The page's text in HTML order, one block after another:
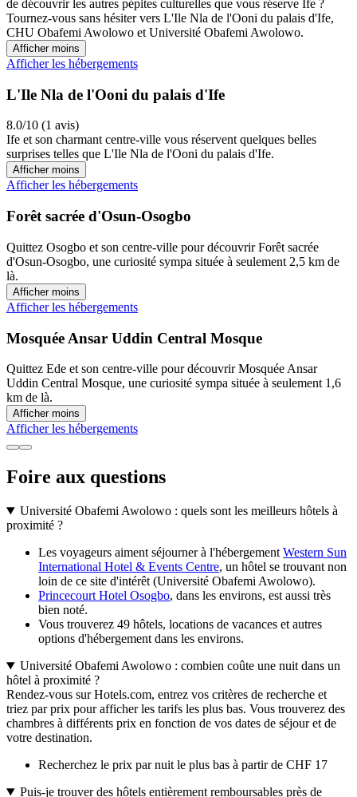
de découvrir les autres pépites culturelles que vous réserve Ife ?
Tournez-vous sans hésiter vers L'Ile Nla de l'Ooni du palais d'Ife,
CHU Obafemi Awolowo et Université Obafemi Awolowo.
Afficher moins
Afficher les hébergements
L'Ile Nla de l'Ooni du palais d'Ife
8.0/10 (1 avis)
Ife et son charmant centre-ville vous réservent quelques belles
surprises telles que L'Ile Nla de l'Ooni du palais d'Ife.
Afficher moins
Afficher les hébergements
Forêt sacrée d'Osun-Osogbo
Quittez Osogbo et son centre-ville pour découvrir Forêt sacrée
d'Osun-Osogbo, une curiosité sympa située à seulement 2,5 km de
là.
Afficher moins
Afficher les hébergements
Mosquée Ansar Uddin Central Mosque
Quittez Ede et son centre-ville pour découvrir Mosquée Ansar
Uddin Central Mosque, une curiosité sympa située à seulement 1,6
km de là.
Afficher moins
Afficher les hébergements
Foire aux questions
Université Obafemi Awolowo : quels sont les meilleurs hôtels à
proximité ?
Les voyageurs aiment séjourner à l'hébergement Western Sun
International Hotel & Events Centre, un hôtel se trouvant non
loin de ce site d'intérêt (Université Obafemi Awolowo).
Princecourt Hotel Osogbo, dans les environs, est aussi très
bien noté.
Vous trouverez 49 hôtels, locations de vacances et autres
options d'hébergement dans les environs.
Université Obafemi Awolowo : combien coûte une nuit dans un
hôtel à proximité ?
Rendez-vous sur Hotels.com, entrez vos critères de recherche et
triez par prix pour afficher les tarifs les plus bas. Vous trouverez des
chambres à différents prix en fonction de vos dates de séjour et de
votre destination.
Recherchez le prix par nuit le plus bas à partir de CHF 17
Puis-je trouver des hôtels entièrement remboursables près de